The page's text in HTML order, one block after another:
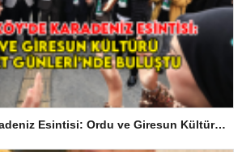
Arnavutköy’de Karadeniz Esintisi: Ordu ve Giresun Kültürü Memleket Günleri’nde Buluştu